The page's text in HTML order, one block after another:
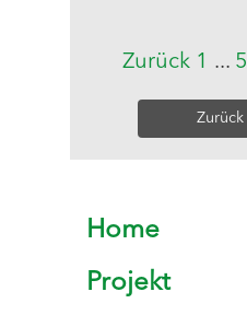
Zurück 1 ... 5
Zurück
Home
Projekt